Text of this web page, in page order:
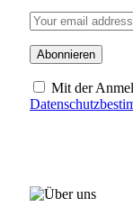
Mit der